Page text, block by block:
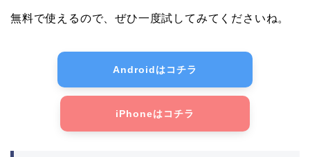
無料で使えるので、ぜひ一度試してみてくださいね。
Androidはコチラ
iPhoneはコチラ